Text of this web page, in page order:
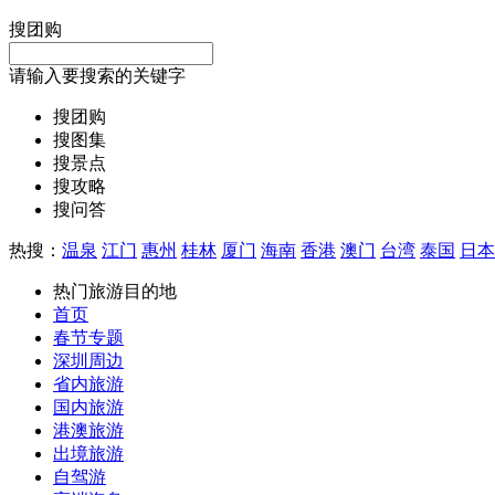
搜团购
请输入要搜索的关键字
搜团购
搜图集
搜景点
搜攻略
搜问答
热搜： 温泉 江门 惠州 桂林 厦门 海南 香港 澳门 台湾 泰国 日本
热门旅游目的地
首页
春节专题
深圳周边
省内旅游
国内旅游
港澳旅游
出境旅游
自驾游